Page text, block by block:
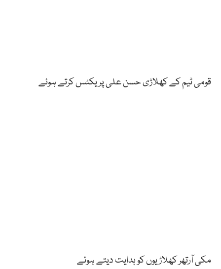
قومی ٹیم کے کھلاڑی حسن علی پریکٹس کرتے ہوئے
مکی آرتھر کھلاڑیوں کو ہدایت دیتے ہوئے